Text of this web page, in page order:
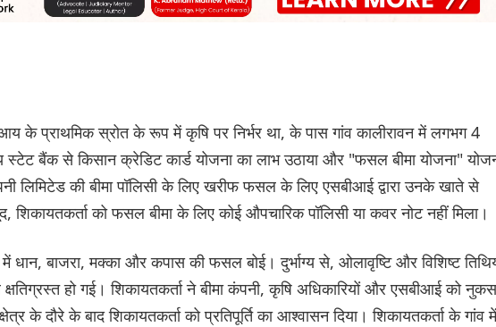
के प्राथमिक स्रोत के रूप में कृषि पर निर्भर था, के पास गांव कालीरावन में लगभग 4
स्टेट बैंक से किसान क्रेडिट कार्ड योजना का लाभ उठाया और "फसल बीमा योजना"
लिमिटेड की बीमा पॉलिसी के लिए खरीफ फसल के लिए एसबीआई द्वारा उनके खाते से
शिकायतकर्ता को फसल बीमा के लिए कोई औपचारिक पॉलिसी या कवर नोट नहीं मिला।
धान, बाजरा, मक्का और कपास की फसल बोई। दुर्भाग्य से, ओलावृष्टि और विशिष्ट
हो गई। शिकायतकर्ता ने बीमा कंपनी, कृषि अधिकारियों और एसबीआई को
के दौरे के बाद शिकायतकर्ता को प्रतिपूर्ति का आश्वासन दिया। शिकायतकर्ता के गांव में